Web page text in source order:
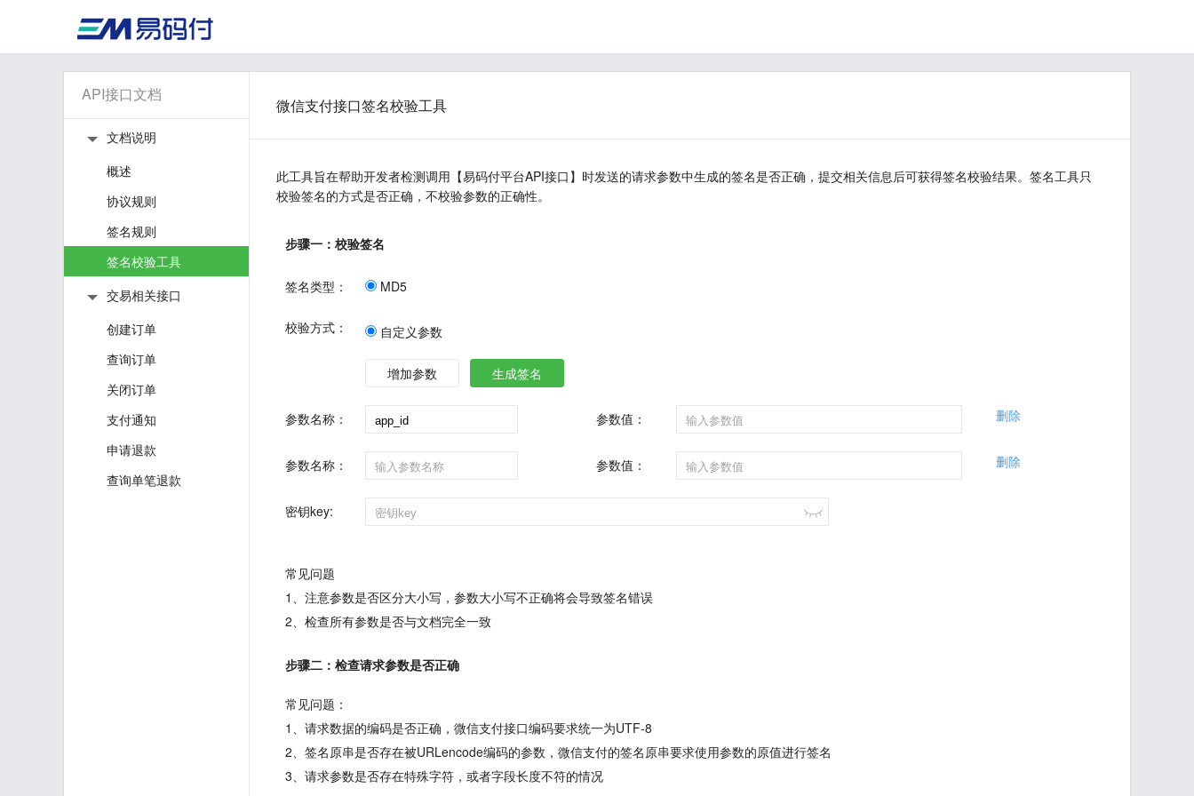
API接口文档
文档说明
概述
协议规则
签名规则
签名校验工具
交易相关接口
创建订单
查询订单
关闭订单
支付通知
申请退款
查询单笔退款
微信支付接口签名校验工具
此工具旨在帮助开发者检测调用【易码付平台API接口】时发送的请求参数中生成的签名是否正确，提交相关信息后可获得签名校验结果。签名工具只
校验签名的方式是否正确，不校验参数的正确性。
步骤一：校验签名
签名类型： MD5
校验方式： 自定义参数
增加参数 生成签名
参数名称： 参数值： 删除
参数名称： 参数值： 删除
密钥key:
常见问题
1、注意参数是否区分大小写，参数大小写不正确将会导致签名错误
2、检查所有参数是否与文档完全一致
步骤二：检查请求参数是否正确
常见问题：
1、请求数据的编码是否正确，微信支付接口编码要求统一为UTF-8
2、签名原串是否存在被URLencode编码的参数，微信支付的签名原串要求使用参数的原值进行签名
3、请求参数是否存在特殊字符，或者字段长度不符的情况